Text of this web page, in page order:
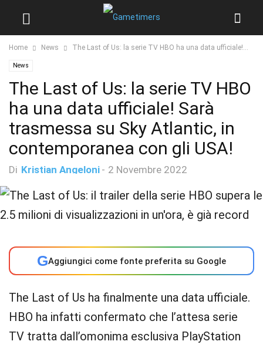
Home News The Last of Us: la serie TV HBO ha una data ufficiale!...
News
The Last of Us: la serie TV HBO
ha una data ufficiale! Sarà
trasmessa su Sky Atlantic, in
contemporanea con gli USA!
Di Kristian Angeloni - 2 Novembre 2022
GAggiungici come fonte preferita su Google
The Last of Us ha finalmente una data ufficiale.
HBO ha infatti confermato che l’attesa serie
TV tratta dall’omonima esclusiva PlayStation